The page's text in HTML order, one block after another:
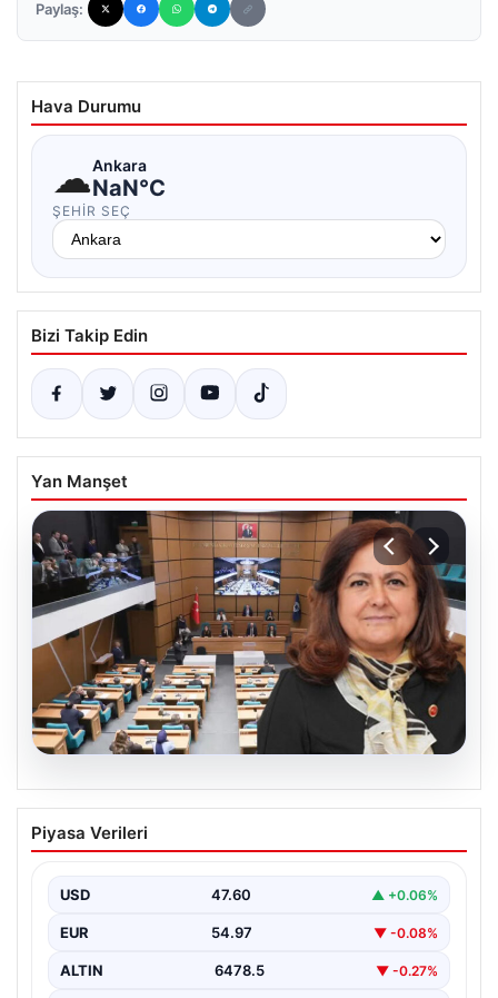
Paylaş:
Hava Durumu
☁Ankara
NaN°C
ŞEHIR SEÇ
Bizi Takip Edin
Yan Manşet
05.08.2026
Üsküdar Belediyesi’nde başkanvekili
Sibel Tan Çetinkaya oldu
Tan Çetinkaya Seçildi", "content": "Üsküdar
Belediyesi'nde önemli bir…
Piyasa Verileri
USD 47.60 ▲ +0.06%
EUR 54.97 ▼ -0.08%
ALTIN 6478.5 ▼ -0.27%